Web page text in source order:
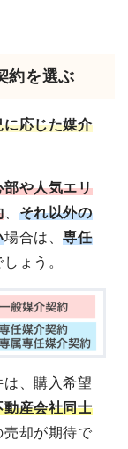
約を選ぶ
応じた媒介
部や人気エリ
、 それ以外の
場合は、専任
ょう。
、購入希望
動産会社同士
売却が期待で